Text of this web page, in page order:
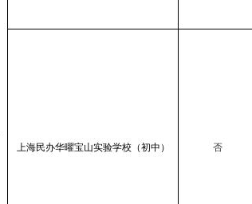
上海民办华曜宝山实验学校（初中） 否